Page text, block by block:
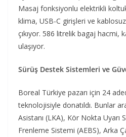
Masaj fonksiyonlu elektrikli
klima, USB-C girişleri ve
çıkıyor. 586 litrelik bagaj hacmi,
ulaşıyor.
Sürüş Destek Sistemleri ve
Boreal Türkiye pazarı için 24
teknolojisiyle donatıldı. Bunlar
Asistanı (LKA), Kör Nokta Uyarı
Frenleme Sistemi (AEBS), Arka